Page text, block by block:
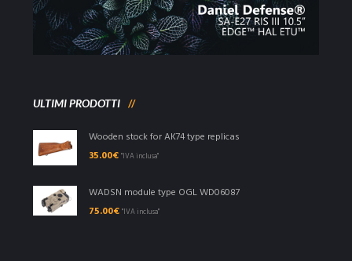
ULTIMI PRODOTTI
Wooden stock for AK74 type replicas
35.00€ "IVA inclusa"
WADSN module type OGL WD06087
75.00€ "IVA inclusa"